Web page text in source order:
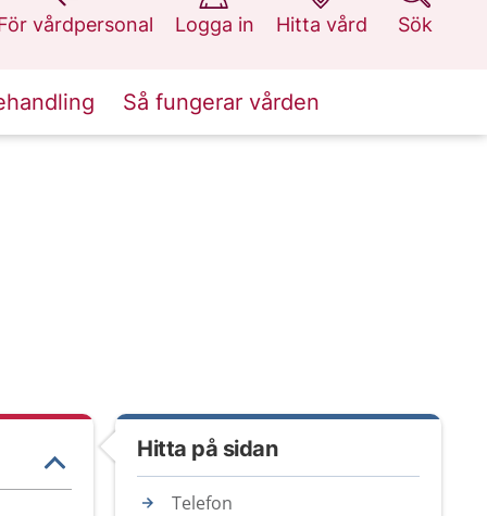
vårdpersonal
Logga in
Hitta vård
Sök
Så fungerar vården
Hitta på sidan
Telefon